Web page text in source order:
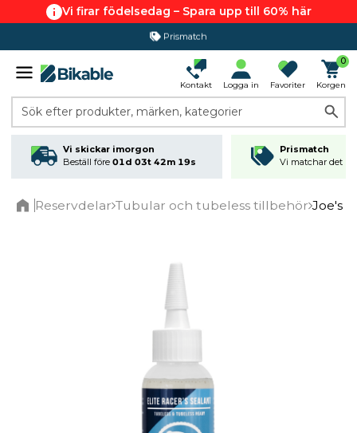
Vi firar födelsedag – Spara upp till 60% här
Prismatch
365 dagars öppet köp
Kontakt Logga in Favoriter
0
Korgen
Sök efter produkter, märken, kategorier
Vi skickar imorgon
Beställ före 01d 03t 42m 18s
Prismatch
Vi matchar det
Reservdelar Tubular och tubeless tillbehör Joe's